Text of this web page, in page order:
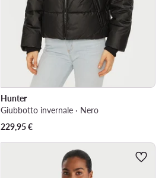
Hunter
Giubbotto invernale · Nero
229,95€